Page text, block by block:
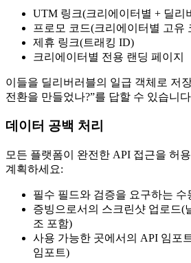
UTM 링크(크리에이터별 + 딜리
프로모 코드(크리에이터별 고유
제휴 링크(트래킹 ID)
크리에이터별 전용 랜딩 페이지
이들을 딜리버러블의 일급 객체로 저
전환을 만들었나?”를 답할 수 있습니
데이터 공백 처리
모든 플랫폼이 완전한 API 접근을 허
계획하세요:
필수 필드와 검증을 요구하는 수
증빙으로서의 스크린샷 업로드(
조 포함)
사용 가능한 곳에서의 API 임포
임포트)